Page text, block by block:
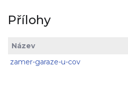
Přílohy
Název
zamer-garaze-u-cov